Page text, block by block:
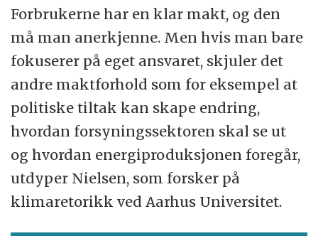
Forbrukerne har en klar makt, og den
må man anerkjenne. Men hvis man bare
fokuserer på eget ansvaret, skjuler det
andre maktforhold som for eksempel at
politiske tiltak kan skape endring,
hvordan forsyningssektoren skal se ut
og hvordan energiproduksjonen foregår,
utdyper Nielsen, som forsker på
klimaretorikk ved Aarhus Universitet.